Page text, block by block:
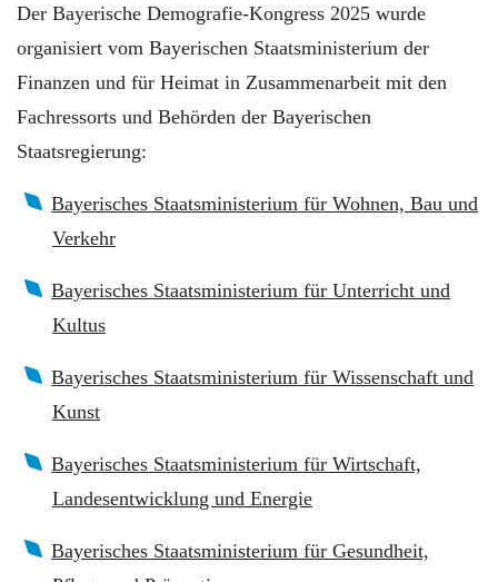
Der Bayerische Demografie-Kongress 2025 wurde
organisiert vom Bayerischen Staatsministerium der
Finanzen und für Heimat in Zusammenarbeit mit den
Fachressorts und Behörden der Bayerischen
Staatsregierung:
Bayerisches Staatsministerium für Wohnen, Bau und
Verkehr
Bayerisches Staatsministerium für Unterricht und
Kultus
Bayerisches Staatsministerium für Wissenschaft und
Kunst
Bayerisches Staatsministerium für Wirtschaft,
Landesentwicklung und Energie
Bayerisches Staatsministerium für Gesundheit,